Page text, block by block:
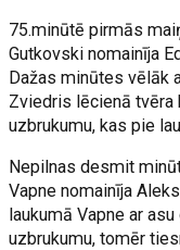
75.minūtē pirmās
Gutkovski nomainīja
Dažas minūtes vēlāk
Zviedris lēcienā tvēra
uzbrukumu, kas pie
Nepilnas desmit
Vapne nomainīja
laukumā Vapne ar
uzbrukumu, tomēr